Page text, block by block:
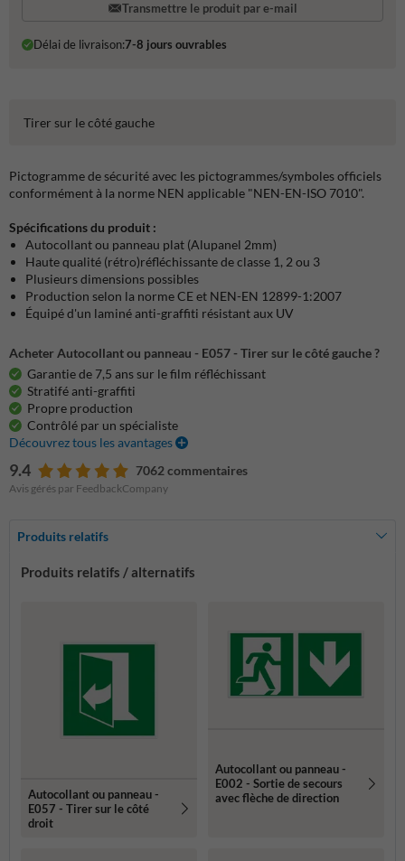
Transmettre le produit par e-mail
Délai de livraison:7-8 jours ouvrables
Tirer sur le côté gauche
Pictogramme de sécurité avec les pictogrammes/symboles officiels
conformément à la norme NEN applicable "NEN-EN-ISO 7010".
Spécifications du produit :
Autocollant ou panneau plat (Alupanel 2mm)
Haute qualité (rétro)réfléchissante de classe 1, 2 ou 3
Plusieurs dimensions possibles
Production selon la norme CE et NEN-EN 12899-1:2007
Équipé d'un laminé anti-graffiti résistant aux UV
Acheter Autocollant ou panneau - E057 - Tirer sur le côté gauche ?
Garantie de 7,5 ans sur le film réfléchissant
Stratifé anti-graffiti
Propre production
Contrôlé par un spécialiste
Découvrez tous les avantages
9.4 7062 commentaires
Avis gérés par FeedbackCompany
Produits relatifs
Produits relatifs / alternatifs
Autocollant ou panneau -
E057 - Tirer sur le côté
droit
Autocollant ou panneau -
E002 - Sortie de secours
avec flèche de direction